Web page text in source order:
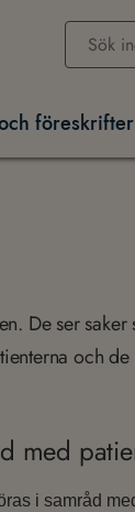
föreskrifter
De ser
och
med
i samråd